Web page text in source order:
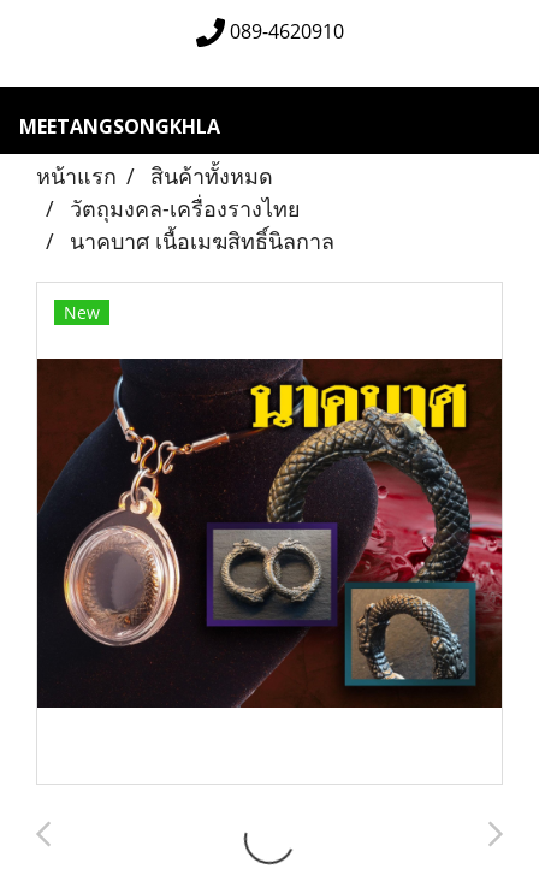
089-4620910
MEETANGSONGKHLA
หน้าแรก
สินค้าทั้งหมด
วัตถุมงคล-เครื่องรางไทย
นาคบาศ เนื้อเมฆสิทธิ์นิลกาล
New